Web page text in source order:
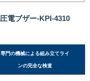
圧電ブザー-KPI-4310
専門の機械による組み立てライ
ンの完全な検査